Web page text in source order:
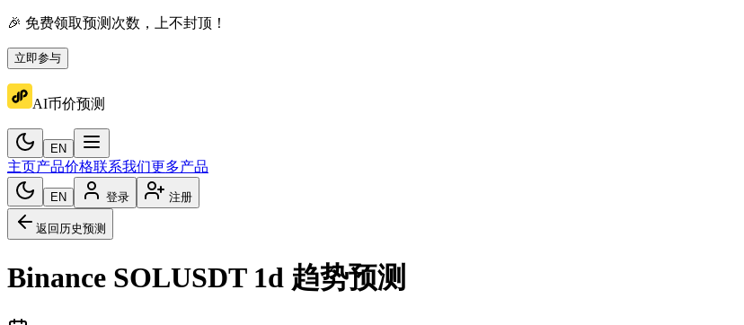
🎉 免费领取预测次数，上不封顶！
立即参与
AI币价预测
EN
主页产品价格联系我们更多产品
EN 登录 注册
返回历史预测
Binance SOLUSDT 1d 趋势预测